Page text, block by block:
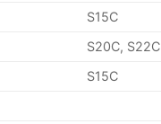
S15C
S20C, S22C
S15C